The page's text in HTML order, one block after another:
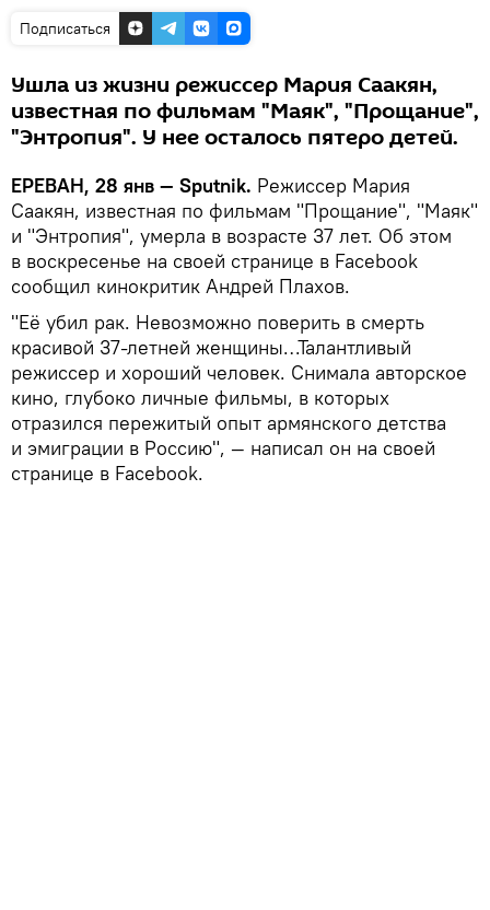
Подписаться
Ушла из жизни режиссер Мария Саакян,
известная по фильмам "Маяк", "Прощаниe",
"Энтропия". У нее осталoсь пятеро детей.
ЕРЕВАН, 28 янв — Sputnik. Режиссер Мария
Саакян, известная по фильмам "Прощание", "Маяк"
и "Энтропия", умерла в возрасте 37 лет. Об этом
в воскресенье на своей странице в Facebook
сообщил кинокритик Андрей Плахов.
"Её убил рак. Невозможно поверить в смерть
красивой 37-летней женщины…Талантливый
режиссер и хороший человек. Снимала авторское
кино, глубоко личные фильмы, в которых
отразился пережитый опыт армянского детства
и эмиграции в Россию", — написал он на своей
странице в Facebook.